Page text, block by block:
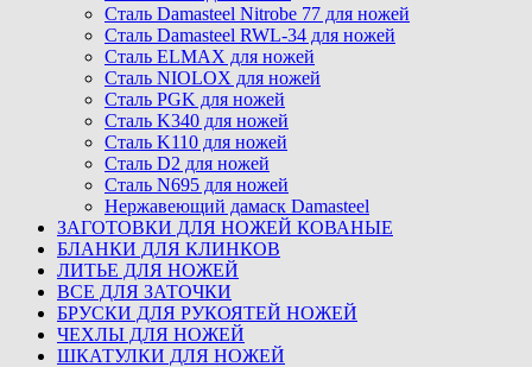
Сталь Damasteel Nitrobe 77 для ножей
Сталь Damasteel RWL-34 для ножей
Сталь ELMAX для ножей
Сталь NIOLOX для ножей
Сталь PGK для ножей
Сталь K340 для ножей
Сталь K110 для ножей
Сталь D2 для ножей
Сталь N695 для ножей
Нержавеющий дамаск Damasteel
ЗАГОТОВКИ ДЛЯ НОЖЕЙ КОВАНЫЕ
БЛАНКИ ДЛЯ КЛИНКОВ
ЛИТЬЕ ДЛЯ НОЖЕЙ
ВСЕ ДЛЯ ЗАТОЧКИ
БРУСКИ ДЛЯ РУКОЯТЕЙ НОЖЕЙ
ЧЕХЛЫ ДЛЯ НОЖЕЙ
ШКАТУЛКИ ДЛЯ НОЖЕЙ